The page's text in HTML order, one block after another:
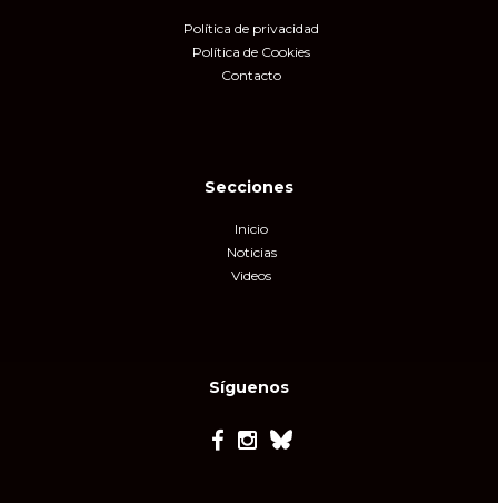
Política de privacidad
Política de Cookies
Contacto
Síguenos
Secciones
Inicio
Noticias
Videos